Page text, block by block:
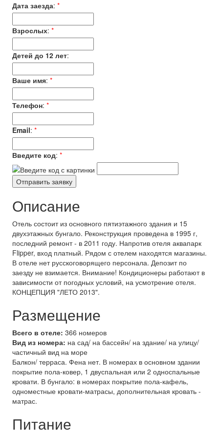
Дата заезда: *
Взрослых: *
Детей до 12 лет:
Ваше имя: *
Телефон: *
Email: *
Введите код: *
Описание
Отель состоит из основного пятиэтажного здания и 15
двухэтажных бунгало. Реконструкция проведена в 1995 г,
последний ремонт - в 2011 году. Напротив отеля аквапарк
Flipper, вход платный. Рядом с отелем находятся магазины.
В отеле нет русскоговорящего персонала. Депозит по
заезду не взимается. Внимание! Кондиционеры работают в
зависимости от погодных условий, на усмотрение отеля.
КОНЦЕПЦИЯ "ЛЕТО 2013".
Размещение
Всего в отеле: 366 номеров
Вид из номера: на сад/ на бассейн/ на здание/ на улицу/
частичный вид на море
Балкон/ терраса. Фена нет. В номерах в основном здании
покрытие пола-ковер, 1 двуспальная или 2 односпальные
кровати. В бунгало: в номерах покрытие пола-кафель,
одноместные кровати-матрасы, дополнительная кровать -
матрас.
Питание